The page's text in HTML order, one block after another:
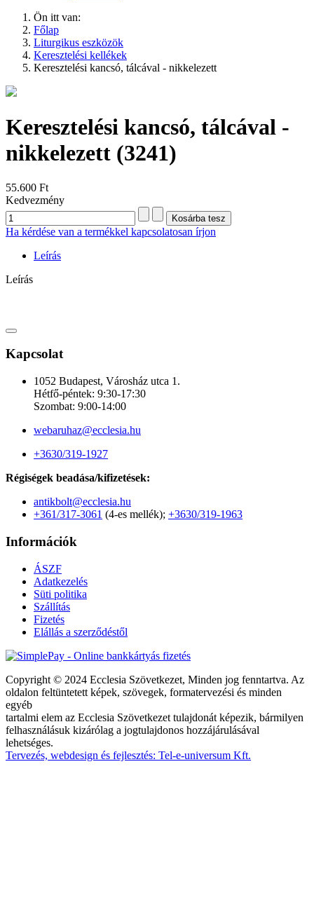
Ön itt van:
Főlap
Liturgikus eszközök
Keresztelési kellékek
Keresztelési kancsó, tálcával - nikkelezett
Keresztelési kancsó, tálcával -
nikkelezett (3241)
55.600 Ft
Kedvezmény
Ha kérdése van a termékkel kapcsolatosan írjon
Leírás
Leírás
Kapcsolat
1052 Budapest, Városház utca 1.
Hétfő-péntek: 9:30-17:30
Szombat: 9:00-14:00
webaruhaz@ecclesia.hu
+3630/319-1927
Régiségek beadása/kifizetések:
antikbolt@ecclesia.hu
+361/317-3061 (4-es mellék); +3630/319-1963
Információk
ÁSZF
Adatkezelés
Süti politika
Szállítás
Fizetés
Elállás a szerződéstől
Copyright © 2024 Ecclesia Szövetkezet, Minden jog fenntartva. Az
oldalon feltüntetett képek, szövegek, formatervezési és minden
egyéb
tartalmi elem az Ecclesia Szövetkezet tulajdonát képezik, bármilyen
felhasználásuk kizárólag a jogtulajdonos hozzájárulásával
lehetséges.
Tervezés, webdesign és fejlesztés: Tel-e-universum Kft.